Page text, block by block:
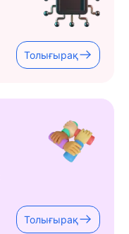
Толығырақ
Толығырақ